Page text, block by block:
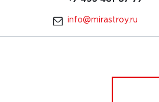
info@mirastroy.ru